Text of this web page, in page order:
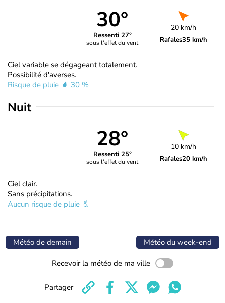
30°
Ressenti 27°
sous l'effet du vent
20 km/h
Rafales35 km/h
Ciel variable se dégageant totalement.
Possibilité d'averses.
Risque de pluie
30 %
Nuit
28°
Ressenti 25°
sous l'effet du vent
10 km/h
Rafales20 km/h
Ciel clair.
Sans précipitations.
Aucun risque de pluie
Météo de demain Météo du week-end
Recevoir la météo de ma ville
Partager